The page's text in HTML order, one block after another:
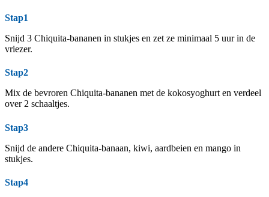
Stap1
Snijd 3 Chiquita-bananen in stukjes en zet ze minimaal 5 uur in de
vriezer.
Stap2
Mix de bevroren Chiquita-bananen met de kokosyoghurt en verdeel
over 2 schaaltjes.
Stap3
Snijd de andere Chiquita-banaan, kiwi, aardbeien en mango in
stukjes.
Stap4